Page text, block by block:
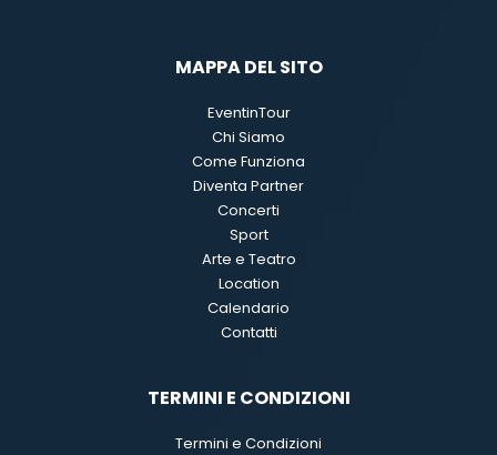
MAPPA DEL SITO
EventinTour
Chi Siamo
Come Funziona
Diventa Partner
Concerti
Sport
Arte e Teatro
Location
Calendario
Contatti
TERMINI E CONDIZIONI
Termini e Condizioni